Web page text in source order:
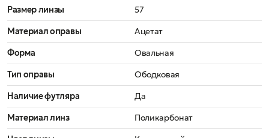
Размер линзы
57
Материал оправы
Ацетат
Форма
Овальная
Тип оправы
Ободковая
Наличие футляра
Да
Материал линз
Поликарбонат